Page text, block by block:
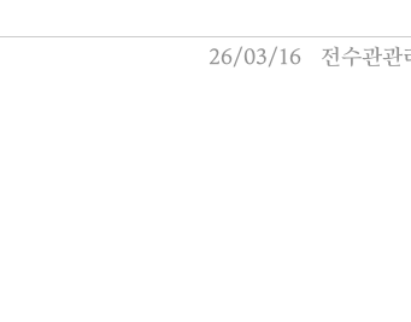
26/03/16 전수관관